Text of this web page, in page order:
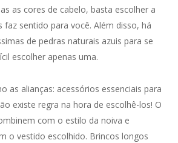
as cores de cabelo, basta escolher a
faz sentido para você. Além disso, há
de pedras naturais azuis para se
escolher apenas uma.
as alianças: acessórios essenciais para
existe regra na hora de escolhê-los! O
com o estilo da noiva e
o vestido escolhido. Brincos longos